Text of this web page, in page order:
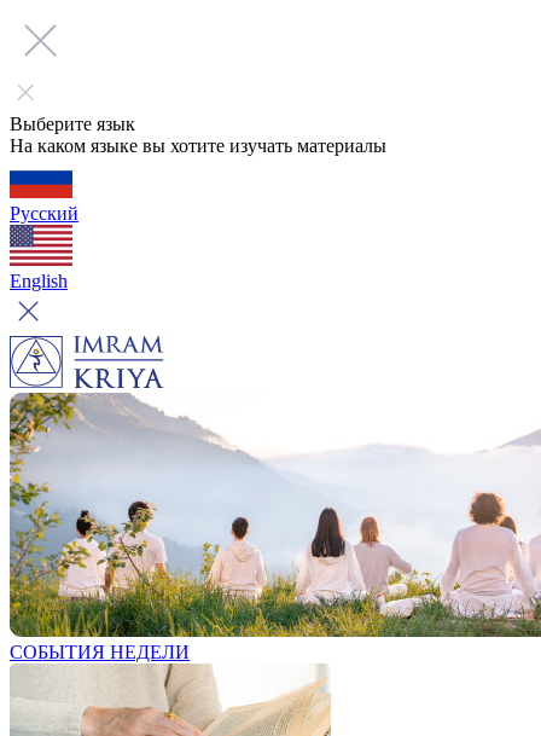
Выберите язык
На каком языке вы хотите изучать материалы
Русский
English
СОБЫТИЯ НЕДЕЛИ